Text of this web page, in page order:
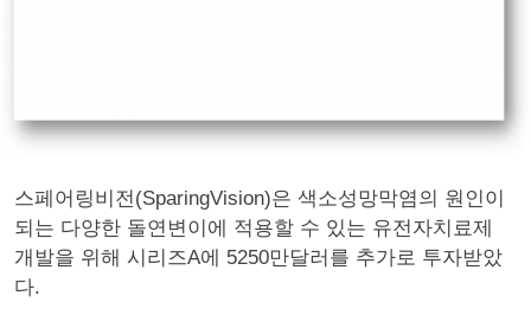
스페어링비전(SparingVision)은 색소성망막염의 원인이
되는 다양한 돌연변이에 적용할 수 있는 유전자치료제
개발을 위해 시리즈A에 5250만달러를 추가로 투자받았
다.